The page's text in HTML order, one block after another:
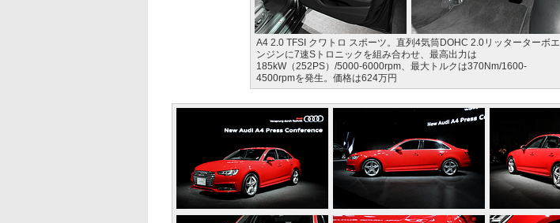
A4 2.0 TFSI クワトロ スポーツ。直列4気筒DOHC 2.0リッターターボエ
ンジンに7速Sトロニックを組み合わせ、最高出力は
185kW（252PS）/5000-6000rpm、最大トルクは370Nm/1600-
4500rpmを発生。価格は624万円